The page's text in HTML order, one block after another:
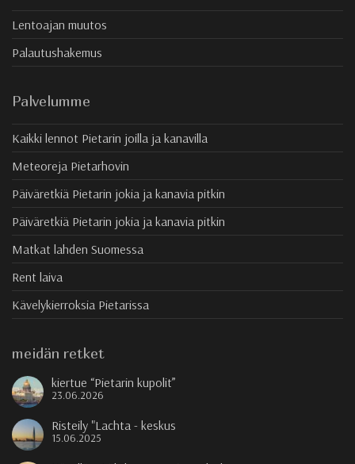
Lentoajan muutos
Palautushakemus
Palvelumme
Kaikki lennot Pietarin joilla ja kanavilla
Meteoreja Pietarhovin
Päiväretkiä Pietarin jokia ja kanavia pitkin
Päiväretkiä Pietarin jokia ja kanavia pitkin
Matkat lahden Suomessa
Rent laiva
Kävelykierroksia Pietarissa
meidän retket
kiertue “Pietarin kupolit”
23.06.2026
Risteily "Lachta - keskus
15.06.2025